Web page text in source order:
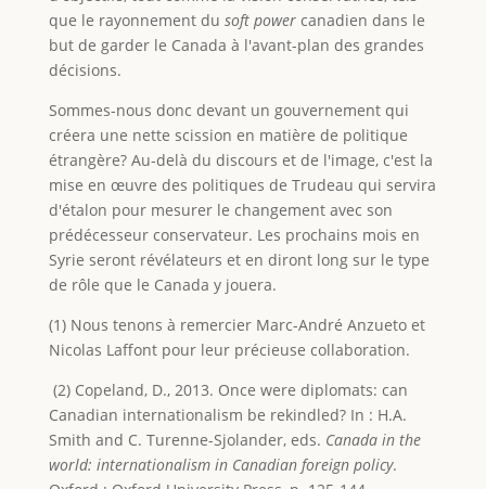
que le rayonnement du soft powercanadien dans le
but de garder le Canada à l'avant-plan des grandes
décisions.
Sommes-nous donc devant un gouvernement qui
créera une nette scission en matière de politique
étrangère? Au-delà du discours et de l'image, c'est la
mise en œuvre des politiques de Trudeau qui servira
d'étalon pour mesurer le changement avec son
prédécesseur conservateur. Les prochains mois en
Syrie seront révélateurs et en diront long sur le type
de rôle que le Canada y jouera.
(1) Nous tenons à remercier Marc-André Anzueto et
Nicolas Laffont pour leur précieuse collaboration.
(2) Copeland, D., 2013. Once were diplomats: can
Canadian internationalism be rekindled? In : H.A.
Smith and C. Turenne-Sjolander, eds. Canada in the
world: internationalism in Canadian foreign policy.